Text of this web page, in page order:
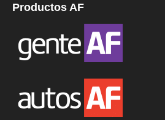
Productos AF